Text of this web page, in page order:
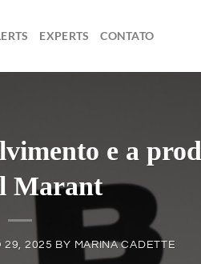
EXPERTS CONTATO
e a
Marant
29, 2025 BY MARINA CADETTE